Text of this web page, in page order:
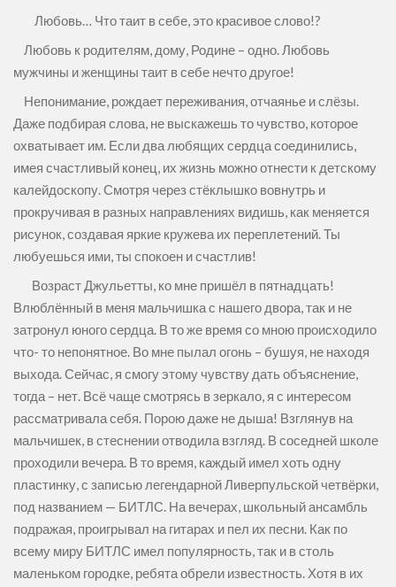
Любовь… Что таит в себе, это красивое слово!?
Любовь к родителям, дому, Родине – одно. Любовь
мужчины и женщины таит в себе нечто другое!
Непонимание, рождает переживания, отчаянье и слёзы.
Даже подбирая слова, не выскажешь то чувство, которое
охватывает им. Если два любящих сердца соединились,
имея счастливый конец, их жизнь можно отнести к детскому
калейдоскопу. Смотря через стёклышко вовнутрь и
прокручивая в разных направлениях видишь, как меняется
рисунок, создавая яркие кружева их переплетений. Ты
любуешься ими, ты спокоен и счастлив!
Возраст Джульетты, ко мне пришёл в пятнадцать!
Влюблённый в меня мальчишка с нашего двора, так и не
затронул юного сердца. В то же время со мною происходило
что- то непонятное. Во мне пылал огонь – бушуя, не находя
выхода. Сейчас, я смогу этому чувству дать объяснение,
тогда – нет. Всё чаще смотрясь в зеркало, я с интересом
рассматривала себя. Порою даже не дыша! Взглянув на
мальчишек, в стеснении отводила взгляд. В соседней школе
проходили вечера. В то время, каждый имел хоть одну
пластинку, с записью легендарной Ливерпульской четвёрки,
под названием — БИТЛС. На вечерах, школьный ансамбль
подражая, проигрывал на гитарах и пел их песни. Как по
всему миру БИТЛС имел популярность, так и в столь
маленьком городке, ребята обрели известность. Хотя в их